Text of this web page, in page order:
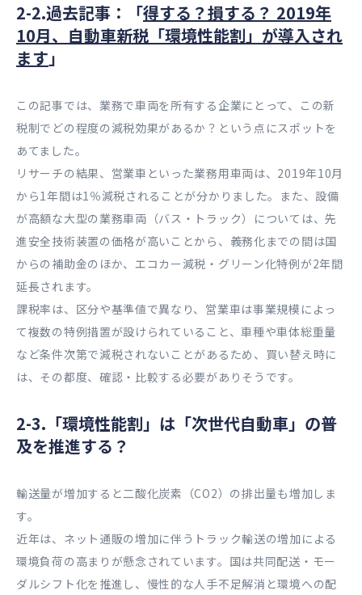
2-2.過去記事：「得する？損する？ 2019年
10月、自動車新税「環境性能割」が導入され
ます」
この記事では、業務で車両を所有する企業にとって、この新
税制でどの程度の減税効果があるか？という点にスポットを
あてました。
リサーチの結果、営業車といった業務用車両は、2019年10月
から1年間は1％減税されることが分かりました。また、設備
が高額な大型の業務車両（バス・トラック）については、先
進安全技術装置の価格が高いことから、義務化までの間は国
からの補助金のほか、エコカー減税・グリーン化特例が2年間
延長されます。
課税率は、区分や基準値で異なり、営業車は事業規模によっ
て複数の特例措置が設けられていること、車種や車体総重量
など条件次第で減税されないことがあるため、買い替え時に
は、その都度、確認・比較する必要がありそうです。
2-3.「環境性能割」は「次世代自動車」の普
及を推進する？
輸送量が増加すると二酸化炭素（CO2）の排出量も増加しま
す。
近年は、ネット通販の増加に伴うトラック輸送の増加による
環境負荷の高まりが懸念されています。国は共同配送・モー
ダルシフト化を推進し、慢性的な人手不足解消と環境への配